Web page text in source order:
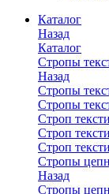
Каталог
Назад
Каталог
Стропы
Назад
Стропы
Стропы
Строп
Строп
Строп
Стропы
Назад
Стропы